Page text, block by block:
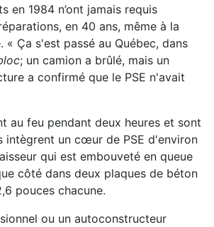
en 1984 n’ont jamais requis
en 40 ans, même à la
« Ça s'est passé au Québec, dans
; un camion a brûlé, mais un
a confirmé que le PSE n'avait
au feu pendant deux heures et sont
intègrent un cœur de PSE d'environ
qui est embouveté en queue
côté dans deux plaques de béton
pouces chacune.
ou un autoconstructeur